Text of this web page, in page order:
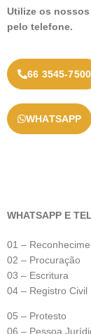
Utilize os
pelo telefone.
66 3545-7500
WHATSAPP
WHATSAPP E
01 –
02 – Procuração
03 – Escritura
04 – Registro Civil
05 – Protesto
06 – Pessoa